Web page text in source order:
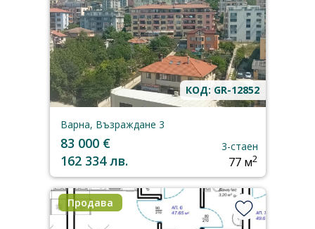
КОД: GR-12852
Варна, Възраждане 3
83 000 €
162 334 лв.
3-стаен
77 м2
Продава